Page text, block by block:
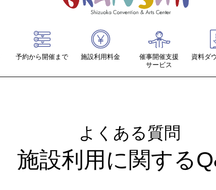
予約から開催まで
ホール系
施設利用料金
催事開催支援
サービス
資料ダ
提出書
よくある質問
施設利用に関する